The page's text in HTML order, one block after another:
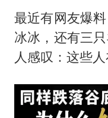
最近有网友爆
冰冰 ，还有三
人感叹：这些人